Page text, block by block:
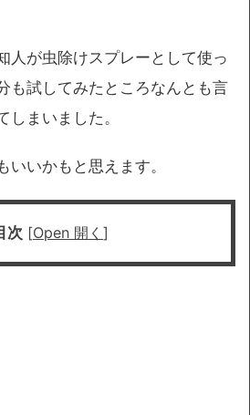
人が虫除けスプレーとして使っ
も試してみたところなんとも言
しまいました。
いかもと思えます。
次 [Open 開く ]